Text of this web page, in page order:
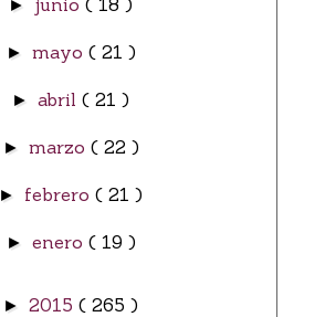
►
► mayo ( 21 )
► abril ( 21 )
► marzo ( 22 )
► febrero ( 21 )
► enero ( 19 )
► 2015 ( 265 )